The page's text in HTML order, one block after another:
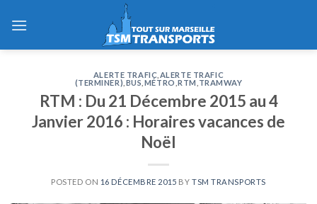
ALERTE TRAFIC ALERTE TRAFIC
(TERMINER) BUS MÉTRO ,RTM TRAMWAY
RTM : Du 21 Décembre 2015 au 4
Janvier 2016 : Horaires vacances de
Noël
POSTED ON 16 DÉCEMBRE 2015 BY TSM TRANSPORTS